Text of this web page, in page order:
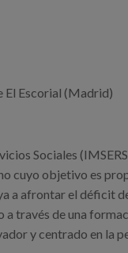
El Escorial (Madrid)
Sociales
cuyo objetivo es
a afrontar el déficit
a través de una
y centrado en la